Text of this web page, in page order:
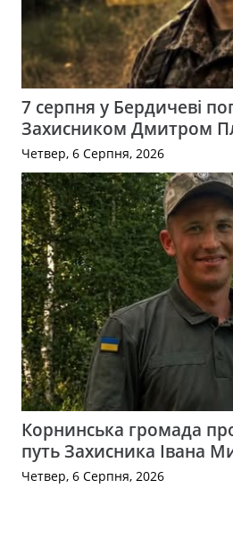
7 серпня у Бердичеві
Захисником Дмитром
Четвер, 6 Серпня, 2026
Корнинська громада
путь Захисника Івана
Четвер, 6 Серпня, 2026